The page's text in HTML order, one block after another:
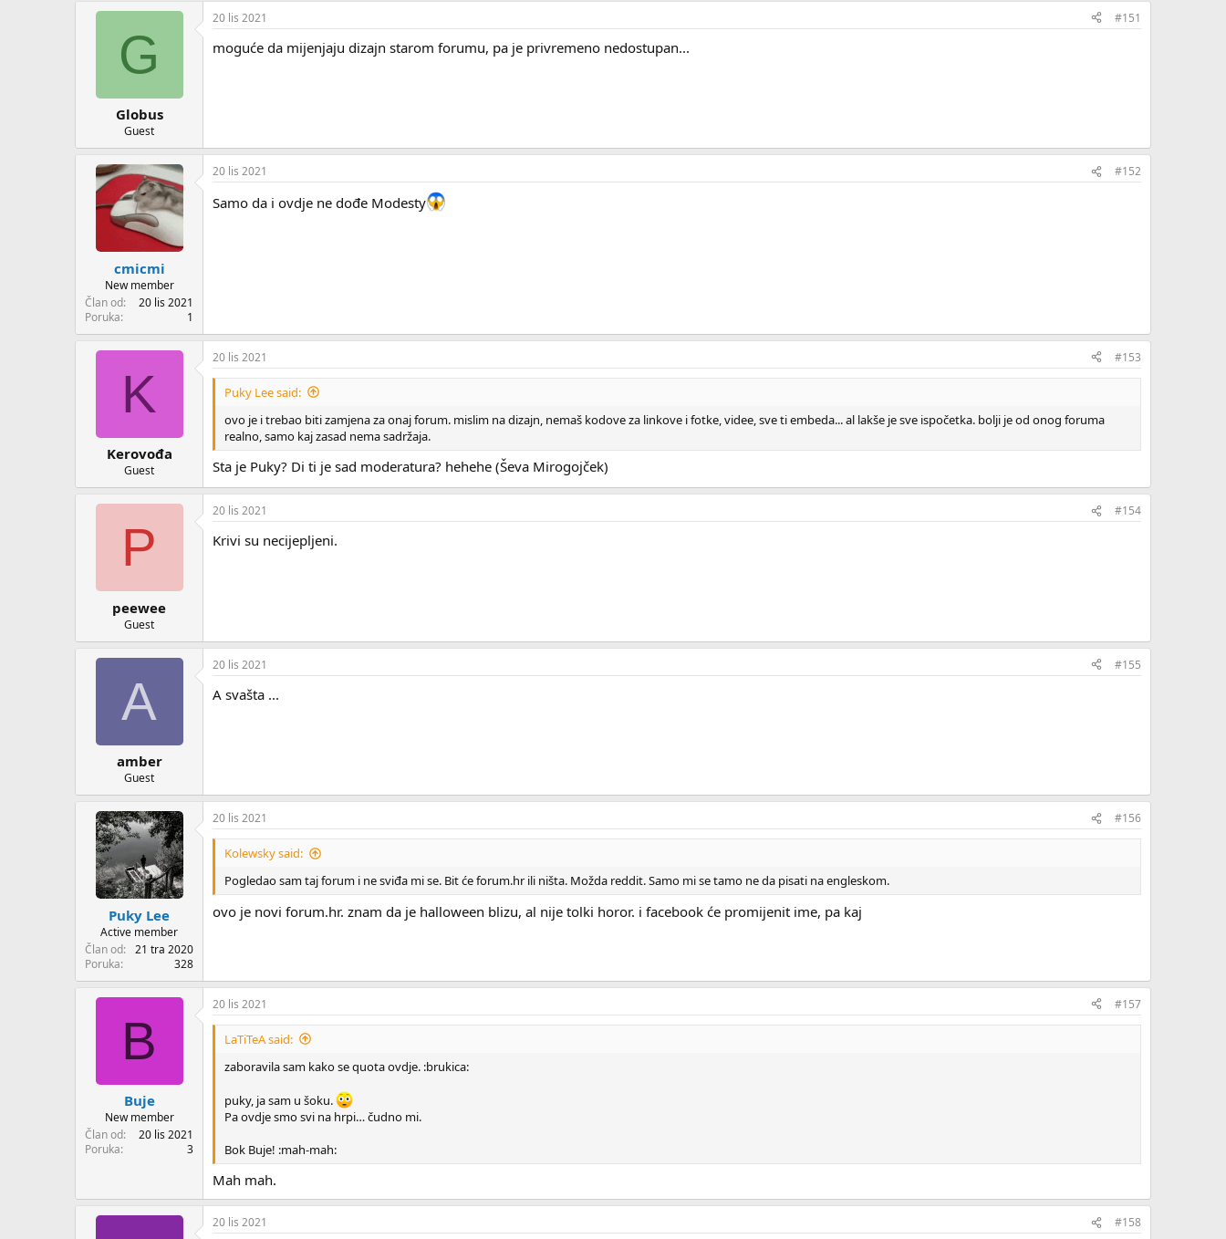
G
Globus
Guest
20 lis 2021 #151
moguće da mijenjaju dizajn starom forumu, pa je privremeno nedostupan...
cmicmi
New member
Član od
20 lis 2021
Poruka
1
20 lis 2021 #152
Samo da i ovdje ne dođe Modesty
K
Kerovođa
Guest
20 lis 2021 #153
Puky Lee said:
ovo je i trebao biti zamjena za onaj forum. mislim na dizajn, nemaš kodove za linkove i fotke, videe, sve ti embeda... al lakše je sve ispočetka. bolji je od onog foruma
realno, samo kaj zasad nema sadržaja.
Sta je Puky? Di ti je sad moderatura? hehehe (Ševa Mirogojček)
P
peewee
Guest
20 lis 2021 #154
Krivi su necijepljeni.
A
amber
Guest
20 lis 2021 #155
A svašta ...
Puky Lee
Active member
Član od
21 tra 2020
Poruka
328
20 lis 2021 #156
Kolewsky said:
Pogledao sam taj forum i ne sviđa mi se. Bit će forum.hr ili ništa. Možda reddit. Samo mi se tamo ne da pisati na engleskom.
ovo je novi forum.hr. znam da je halloween blizu, al nije tolki horor. i facebook će promijenit ime, pa kaj
B
Buje
New member
Član od
20 lis 2021
Poruka
3
20 lis 2021 #157
LaTiTeA said:
zaboravila sam kako se quota ovdje. :brukica:
puky, ja sam u šoku.
Pa ovdje smo svi na hrpi… čudno mi.
Bok Buje! :mah-mah:
Mah mah.
20 lis 2021 #158